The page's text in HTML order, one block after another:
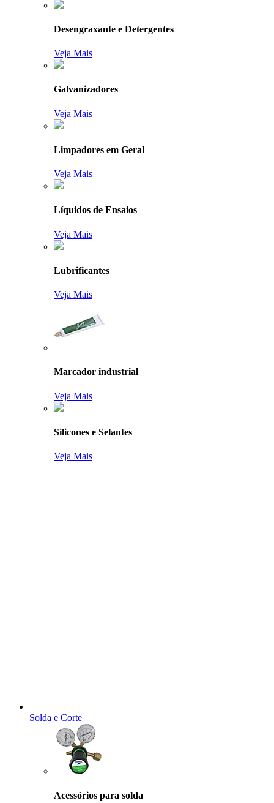
Desengraxante e Detergentes
Veja Mais
Galvanizadores
Veja Mais
Limpadores em Geral
Veja Mais
Líquidos de Ensaios
Veja Mais
Lubrificantes
Veja Mais
Marcador industrial
Veja Mais
Silicones e Selantes
Veja Mais
Solda e Corte
Acessórios para solda